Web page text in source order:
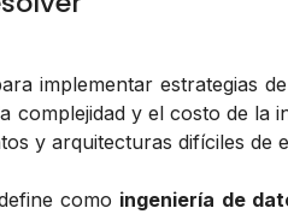
implementar estrategias
y el costo de la
y arquitecturas difíciles de
como ingeniería de